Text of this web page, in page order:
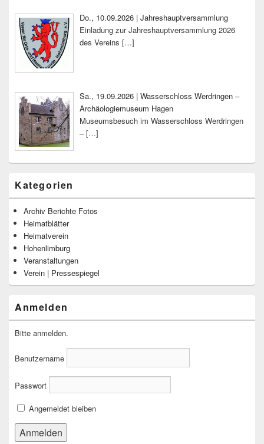
Do., 10.09.2026 | Jahreshauptversammlung
Einladung zur Jahreshauptversammlung 2026
des Vereins […]
Sa., 19.09.2026 | Wasserschloss Werdringen –
Archäologiemuseum Hagen
Museumsbesuch im Wasserschloss Werdringen
–[…]
Kategorien
Archiv Berichte Fotos
Heimatblätter
Heimatverein
Hohenlimburg
Veranstaltungen
Verein | Pressespiegel
Anmelden
Bitte anmelden.
Benutzername
Passwort
Angemeldet bleiben